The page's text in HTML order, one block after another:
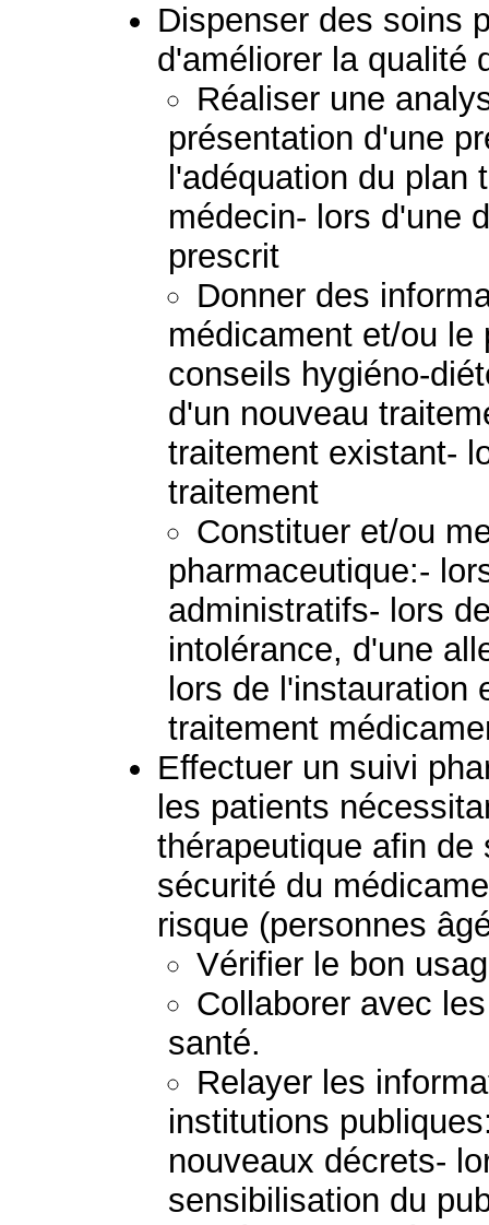
Dispenser des soins
d'améliorer la qualité
Réaliser une
présentation d'une
l'adéquation du plan
médecin- lors d'une
prescrit
Donner des
médicament et/ou
conseils hygiéno-
d'un nouveau
traitement existant-
traitement
Constituer et/ou
pharmaceutique:-
administratifs- lors
intolérance, d'une
lors de l'instauration
traitement
Effectuer un suivi
les patients
thérapeutique afin
sécurité du
risque (personnes
Vérifier le bon
Collaborer avec
santé.
Relayer les
institutions
nouveaux décrets-
sensibilisation du